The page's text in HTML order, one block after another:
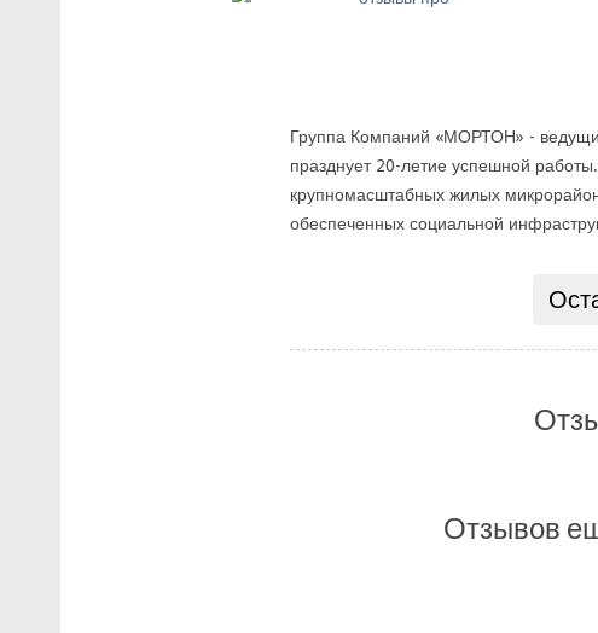
Группа Компаний «МОРТОН» -
празднует 20-летие успешной
крупномасштабных жилых
обеспеченных социальной
Отзывов